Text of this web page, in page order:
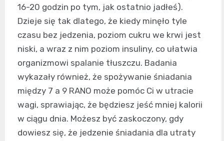
16-20 godzin po tym, jak ostatnio jadłeś).
Dzieje się tak dlatego, że kiedy minęło tyle
czasu bez jedzenia, poziom cukru we krwi jest
niski, a wraz z nim poziom insuliny, co ułatwia
organizmowi spalanie tłuszczu. Badania
wykazały również, że spożywanie śniadania
między 7 a 9 RANO może pomóc Ci w utracie
wagi, sprawiając, że będziesz jeść mniej kalorii
w ciągu dnia. Możesz być zaskoczony, gdy
dowiesz się, że jedzenie śniadania dla utraty